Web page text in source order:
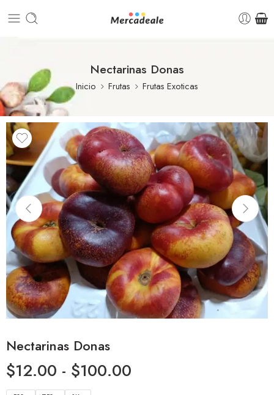
Nectarinas Donas
Inicio Frutas Frutas Exoticas
Nectarinas Donas
$12.00 - $100.00